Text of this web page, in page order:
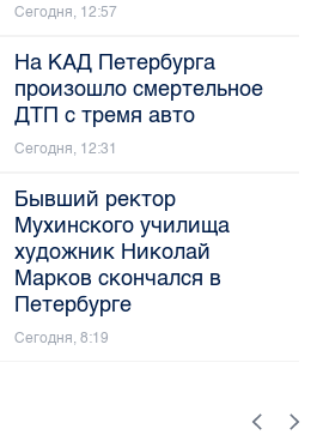
Сегодня, 12:57
На КАД Петербурга
произошло смертельное
ДТП с тремя авто
Сегодня, 12:31
Бывший ректор
Мухинского училища
художник Николай
Марков скончался в
Петербурге
Сегодня, 8:19